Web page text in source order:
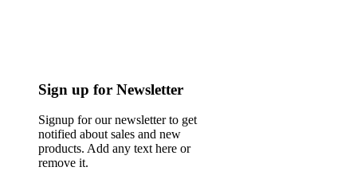
Sign up for Newsletter
Signup for our newsletter to get
notified about sales and new
products. Add any text here or
remove it.